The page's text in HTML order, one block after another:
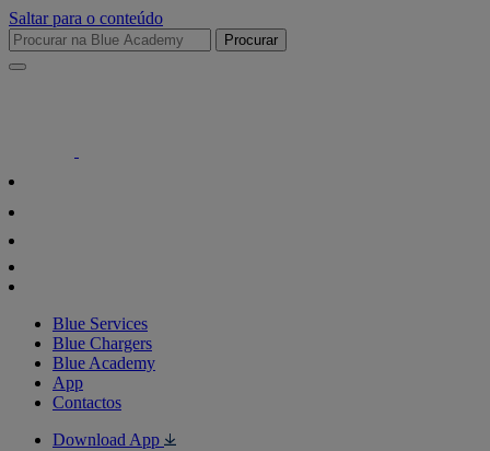
Saltar para o conteúdo
Procurar
Blue Services
Blue Chargers
Blue Academy
App
Contactos
Download App